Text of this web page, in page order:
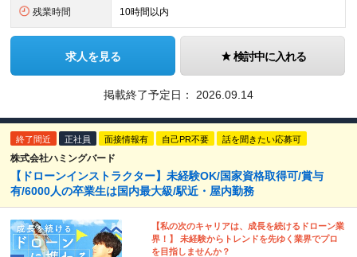
残業時間 10時間以内
求人を見る 検討中に入れる
掲載終了予定日： 2026.09.14
終了間近 正社員 面接情報有 自己PR不要 話を聞きたい応募可
株式会社ハミングバード
【ドローンインストラクター】未経験OK/国家資格取得可/賞与
有/6000人の卒業生は国内最大級/駅近・屋内勤務
【私の次のキャリアは、成長を続けるドローン業
界！】 未経験からトレンドを先ゆく業界でプロ
を目指しませんか？